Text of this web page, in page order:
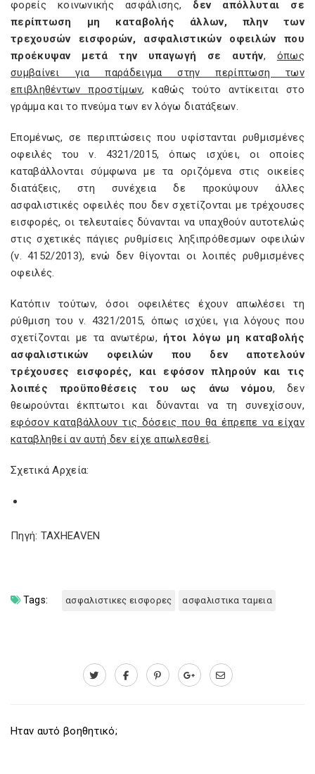
φορείς κοινωνικής ασφάλισης, δεν απόλλυται σε
περίπτωση μη καταβολής άλλων, πλην των
τρεχουσών εισφορών, ασφαλιστικών οφειλών που
προέκυψαν μετά την υπαγωγή σε αυτήν, όπως
συμβαίνει για παράδειγμα στην περίπτωση των
επιβληθέντων προστίμων, καθώς τούτο αντίκειται στο
γράμμα και το πνεύμα των εν λόγω διατάξεων.
Επομένως, σε περιπτώσεις που υφίστανται ρυθμισμένες
οφειλές του ν. 4321/2015, όπως ισχύει, οι οποίες
καταβάλλονται σύμφωνα με τα οριζόμενα στις οικείες
διατάξεις, στη συνέχεια δε προκύψουν άλλες
ασφαλιστικές οφειλές που δεν σχετίζονται με τρέχουσες
εισφορές, οι τελευταίες δύνανται να υπαχθούν αυτοτελώς
στις σχετικές πάγιες ρυθμίσεις ληξιπρόθεσμων οφειλών
(ν. 4152/2013), ενώ δεν θίγονται οι λοιπές ρυθμισμένες
οφειλές.
Κατόπιν τούτων, όσοι οφειλέτες έχουν απωλέσει τη
ρύθμιση του ν. 4321/2015, όπως ισχύει, για λόγους που
σχετίζονται με τα ανωτέρω, ήτοι λόγω μη καταβολής
ασφαλιστικών οφειλών που δεν αποτελούν
τρέχουσες εισφορές, και εφόσον πληρούν και τις
λοιπές προϋποθέσεις του ως άνω νόμου, δεν
θεωρούνται έκπτωτοι και δύνανται να τη συνεχίσουν,
εφόσον καταβάλλουν τις δόσεις που θα έπρεπε να είχαν
καταβληθεί αν αυτή δεν είχε απωλεσθεί.
Σχετικά Αρχεία:
Πηγή: TAXHEAVEN
Tags: ασφαλιστικες εισφορες ασφαλιστικα ταμεια
Ηταν αυτό βοηθητικό;